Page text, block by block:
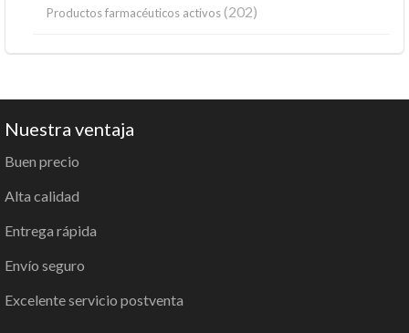
Productos farmacéuticos activos(202)
Nuestra ventaja
Buen precio
Alta calidad
Entrega rápida
Envío seguro
Excelente servicio postventa